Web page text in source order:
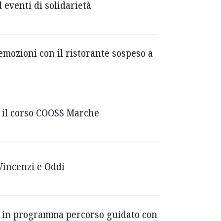
eventi di solidarietà
con il ristorante sospeso a
COOSS Marche
e Oddi
programma percorso guidato con